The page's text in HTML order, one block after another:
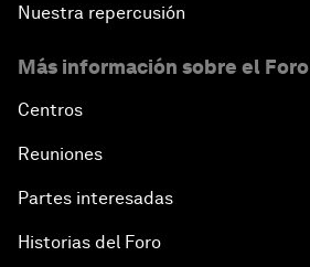
Nuestra repercusión
Más información sobre el Foro
Centros
Reuniones
Partes interesadas
Historias del Foro